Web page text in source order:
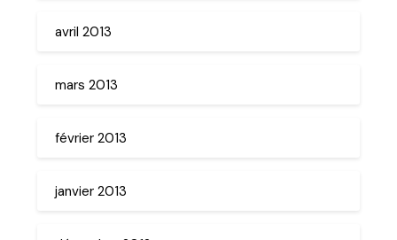
avril 2013
mars 2013
février 2013
janvier 2013